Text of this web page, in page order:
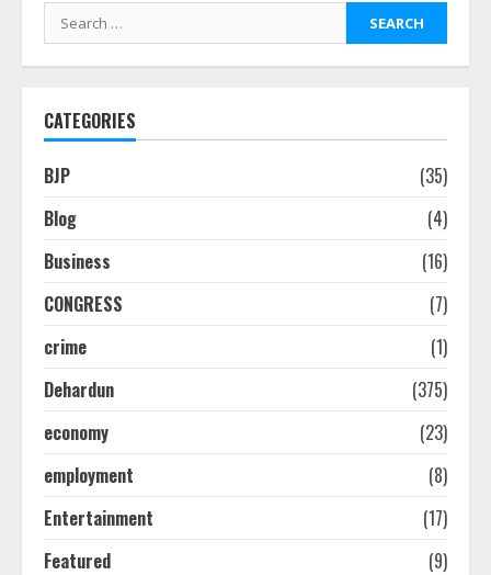
Search
for:
CATEGORIES
BJP
(35)
Blog
(4)
Business
(16)
CONGRESS
(7)
crime
(1)
Dehardun
(375)
economy
(23)
employment
(8)
Entertainment
(17)
Featured
(9)